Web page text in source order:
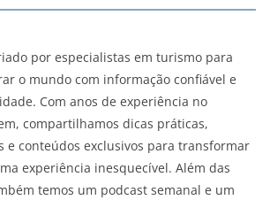
por especialistas em turismo para
o mundo com informação confiável e
Com anos de experiência no
compartilhamos dicas práticas,
e conteúdos exclusivos para transformar
experiência inesquecível. Além das
temos um podcast semanal e um